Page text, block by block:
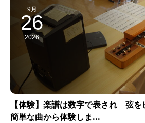
9月
26
2026
【体験】楽譜は数字で表され 弦を
簡単な曲から体験しま...